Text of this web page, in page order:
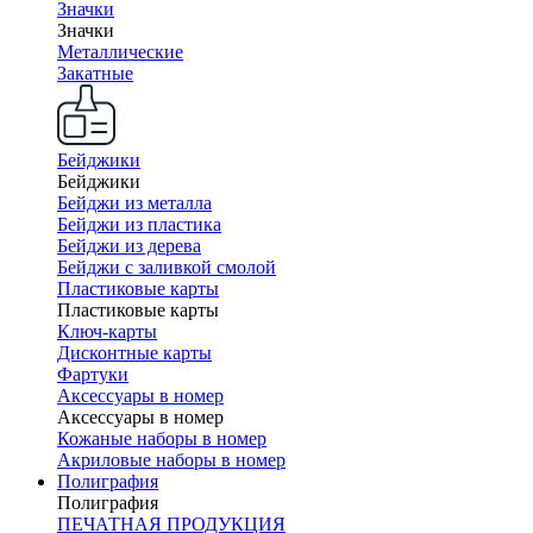
Значки
Значки
Металлические
Закатные
Бейджики
Бейджики
Бейджи из металла
Бейджи из пластика
Бейджи из дерева
Бейджи с заливкой смолой
Пластиковые карты
Пластиковые карты
Ключ-карты
Дисконтные карты
Фартуки
Аксессуары в номер
Аксессуары в номер
Кожаные наборы в номер
Акриловые наборы в номер
Полиграфия
Полиграфия
ПЕЧАТНАЯ ПРОДУКЦИЯ